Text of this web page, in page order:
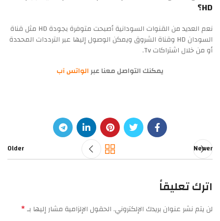
HD؟
نعم العديد من القنوات السودانية أصبحت متوفرة بجودة HD مثل قناة
السودان HD وقناة الشروق ويمكن الوصول إليها عبر الترددات المحددة
أو من خلال اشتراكات Tv.
يمكنك التواصل معنا عبرالواتس آب
Newer
Older
اترك تعليقاً
لن يتم نشر عنوان بريدك الإلكتروني.الحقول الإلزامية مشار إليها بـ*